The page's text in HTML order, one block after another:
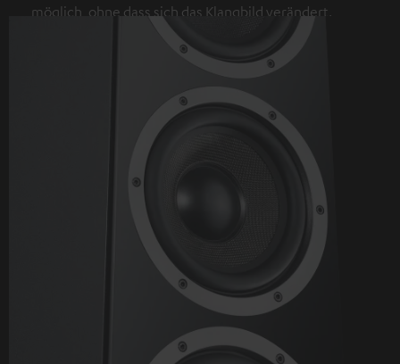
möglich, ohne dass sich das Klangbild verändert.